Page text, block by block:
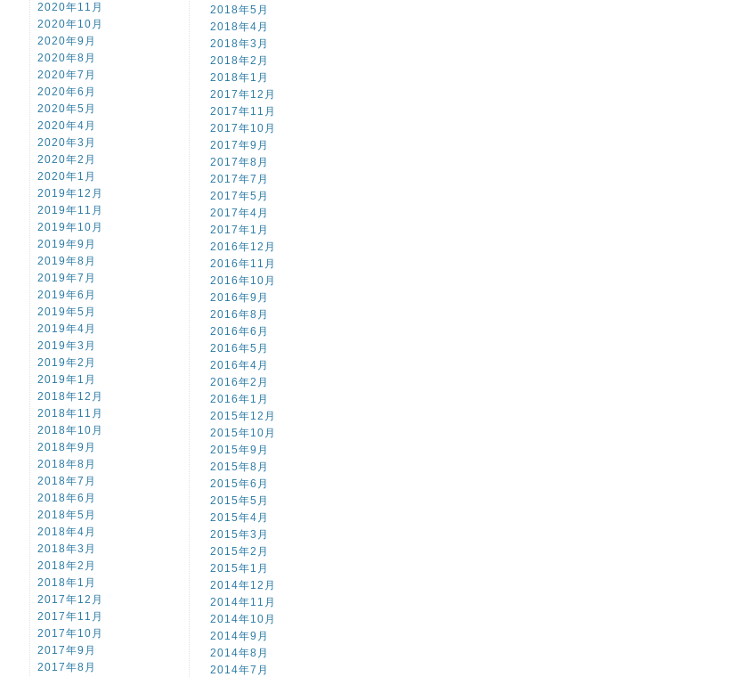
2020年11月
2020年10月
2020年9月
2020年8月
2020年7月
2020年6月
2020年5月
2020年4月
2020年3月
2020年2月
2020年1月
2019年12月
2019年11月
2019年10月
2019年9月
2019年8月
2019年7月
2019年6月
2019年5月
2019年4月
2019年3月
2019年2月
2019年1月
2018年12月
2018年11月
2018年10月
2018年9月
2018年8月
2018年7月
2018年6月
2018年5月
2018年4月
2018年3月
2018年2月
2018年1月
2017年12月
2017年11月
2017年10月
2017年9月
2017年8月
2018年5月
2018年4月
2018年3月
2018年2月
2018年1月
2017年12月
2017年11月
2017年10月
2017年9月
2017年8月
2017年7月
2017年5月
2017年4月
2017年1月
2016年12月
2016年11月
2016年10月
2016年9月
2016年8月
2016年6月
2016年5月
2016年4月
2016年2月
2016年1月
2015年12月
2015年10月
2015年9月
2015年8月
2015年6月
2015年5月
2015年4月
2015年3月
2015年2月
2015年1月
2014年12月
2014年11月
2014年10月
2014年9月
2014年8月
2014年7月